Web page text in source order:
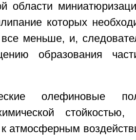
области
которых
все меньше, и,
образования
олефиновые
стойкостью,
к атмосферным